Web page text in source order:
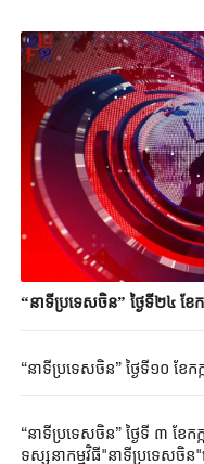
“នាទីប្រទេសចិន” ថ្ងៃទី១០ ខែក
“នាទីប្រទេសចិន” ថ្ងៃទី ៣ ខែកក្កដា ឆ្នាំ២០២៥
ទស្សនាកម្មវិធី"នាទីប្រទេសចិ